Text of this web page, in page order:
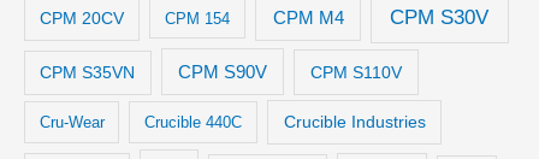
CPM 20CV CPM 154 CPM M4 CPM S30V
CPM S35VN CPM S90V CPM S110V
Cru-Wear Crucible 440C Crucible Industries